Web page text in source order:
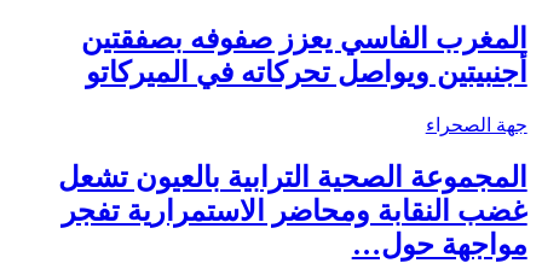
المغرب الفاسي يعزز صفوفه بصفقتين
أجنبيتين ويواصل تحركاته في الميركاتو
جهة الصحراء
المجموعة الصحية الترابية بالعيون تشعل
غضب النقابة ومحاضر الاستمرارية تفجر
مواجهة حول…